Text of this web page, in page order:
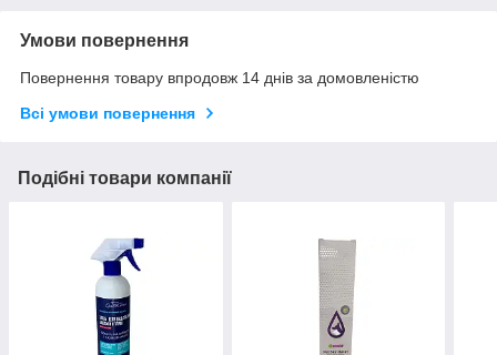
Умови повернення
Повернення товару впродовж 14 днів за домовленістю
Всі умови повернення
Подібні товари компанії